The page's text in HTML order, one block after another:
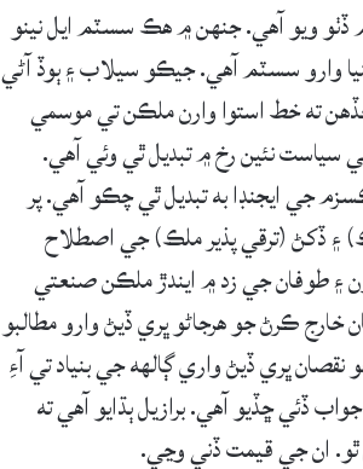
ويو آهي. جنهن ۾ هڪ سسٽم ايل نينو
وارو سسٽم آهي. جيڪو سيلاب ۽ ٻوڏ آڻي
ته خط استوا وارن ملڪن تي موسمي
سياست نئين رخ ۾ تبديل ٿي وئي آهي.
جي ايجنڊا به تبديل ٿي چڪو آهي. پر
۽ ڏکڻ (ترقي پذير ملڪ) جي اصطلاح
۽ طوفان جي زد ۾ ايندڙ ملڪن صنعتي
ڪرڻ جو هرجاڻو ڀري ڏيڻ وارو مطالبو
ڀري ڏيڻ واري ڳالهه جي بنياد تي آءِ
ڏئي ڇڏيو آهي. برازيل ٻڌايو آهي ته
ٿو. ان جي قيمت ڏني وڃي.